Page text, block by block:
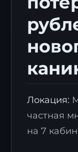
Локация:
частная
на 7